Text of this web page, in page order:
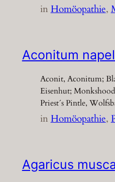
inHomöopathie,
Aconitum
Aconit, Aconitum;
Eisenhut;
Priest´s Pintle,
inHomöopathie,
Agaricus